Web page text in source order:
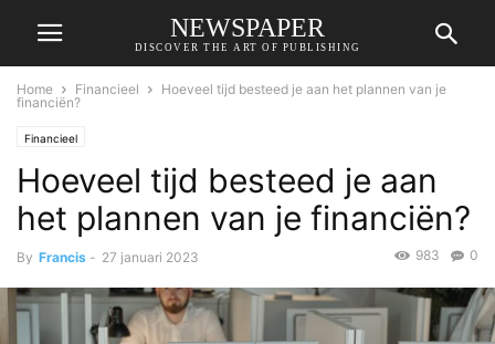
NEWSPAPER
DISCOVER THE ART OF PUBLISHING
Home Financieel
Hoeveel tijd besteed je aan het plannen van je
financiën?
Financieel
Hoeveel tijd besteed je aan
het plannen van je financiën?
By Francis - 27 januari 2023 0
983